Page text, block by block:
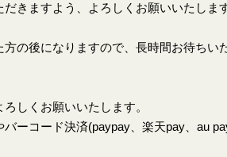
だきますよう、よろしくお願いいたします
の後になりますので、長時間お待ちい
しくお願いいたします。
ーコード決済(paypay、楽天pay、au